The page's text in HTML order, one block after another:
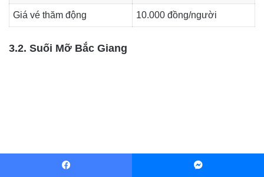
Giá vé thăm động 10.000 đồng/người
3.2. Suối Mỡ Bắc Giang